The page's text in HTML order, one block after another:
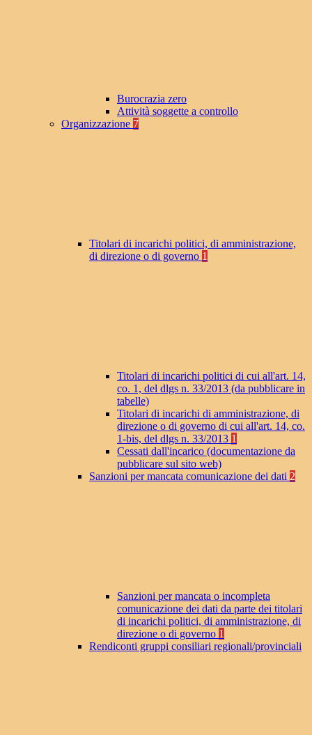
Burocrazia zero
Attività soggette a controllo
Organizzazione 7
Titolari di incarichi politici, di amministrazione,
di direzione o di governo 1
Titolari di incarichi politici di cui all'art. 14,
co. 1, del dlgs n. 33/2013 (da pubblicare in
tabelle)
Titolari di incarichi di amministrazione, di
direzione o di governo di cui all'art. 14, co.
1-bis, del dlgs n. 33/2013 1
Cessati dall'incarico (documentazione da
pubblicare sul sito web)
Sanzioni per mancata comunicazione dei dati 2
Sanzioni per mancata o incompleta
comunicazione dei dati da parte dei titolari
di incarichi politici, di amministrazione, di
direzione o di governo 1
Rendiconti gruppi consiliari regionali/provinciali